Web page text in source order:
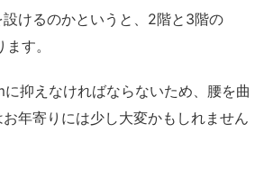
けるのかというと、2階と3階の
す。
抑えなければならないため、腰を曲
年寄りには少し大変かもしれません